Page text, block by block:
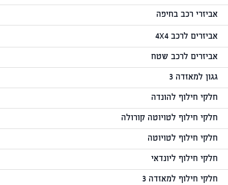
אביזרי רכב בחיפה
אביזרים לרכב 4X4
אביזרים לרכב שטח
גגון למאזדה 3
חלקי חילוף להונדה
חלקי חילוף לטויוטה קורולה
חלקי חילוף לטויוטה
חלקי חילוף ליונדאי
חלקי חילוף למאזדה 3